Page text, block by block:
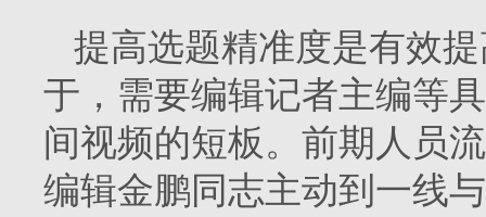
提高选题精准度是有效
于，需要编辑记者主编等
间视频的短板。前期人员
编辑金鹏同志主动到一线